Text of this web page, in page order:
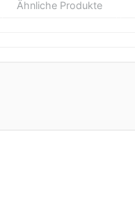
Ähnliche Produkte